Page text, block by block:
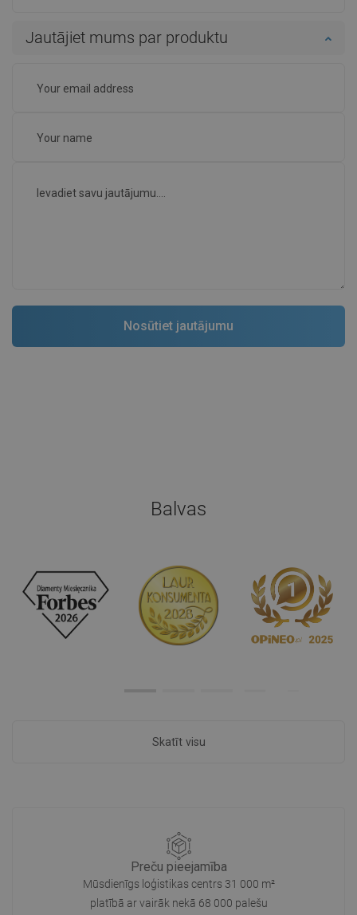
Jautājiet mums par produktu
Balvas
Skatīt visu
Preču pieejamība
Mūsdienīgs loģistikas centrs 31 000 m²
platībā ar vairāk nekā 68 000 palešu